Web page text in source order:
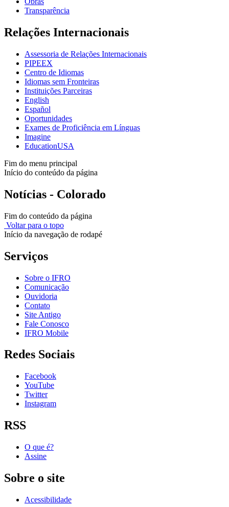
Transparência
Relações Internacionais
Assessoria de Relações Internacionais
PIPEEX
Centro de Idiomas
Idiomas sem Fronteiras
Instituições Parceiras
English
Español
Oportunidades
Exames de Proficiência em Línguas
Imagine
EducationUSA
Fim do menu principal
Início do conteúdo da página
Notícias - Colorado
Fim do conteúdo da página
Voltar para o topo
Início da navegação de rodapé
Serviços
Sobre o IFRO
Comunicação
Ouvidoria
Contato
Site Antigo
Fale Conosco
IFRO Mobile
Redes Sociais
Facebook
YouTube
Twitter
Instagram
RSS
O que é?
Assine
Sobre o site
Acessibilidade